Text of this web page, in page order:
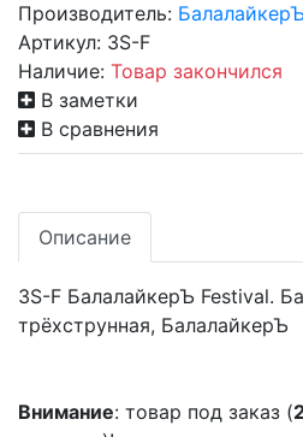
Производитель:
Артикул: 3S-F
Наличие: Товар закончился
В заметки
В сравнения
Описание
3S-F БалалайкерЪ Festival.
трёхструнная, БалалайкерЪ
Внимание: товар под заказ (